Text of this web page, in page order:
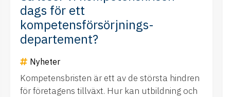
dags för ett
kompetensförsörjnings-
departement?
Nyheter
Kompetensbristen är ett av de största hindren
för företagens tillväxt. Hur kan utbildning och